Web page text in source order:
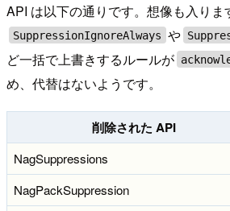
API は以下の通りです。想像も入りま
SuppressionIgnoreAlways や
ど一括で上書きするルールが
め、代替はないようです。
削除された API
NagSuppressions
NagPackSuppression